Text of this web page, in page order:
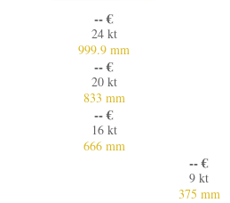
-- €
24 kt
999.9 mm
-- €
20 kt
833 mm
-- €
16 kt
666 mm
-- €
9 kt
375 mm